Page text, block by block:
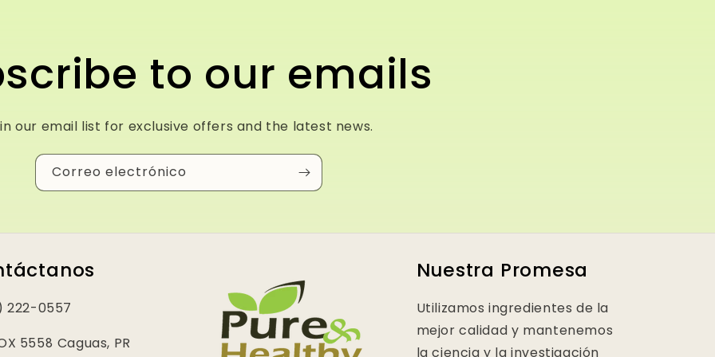
to our emails
our email list for exclusive offers and the latest news.
Correo electrónico
222-0557
5558 Caguas, PR
Nuestra Promesa
Utilizamos ingredientes de la
mejor calidad y mantenemos
la ciencia y la investigación